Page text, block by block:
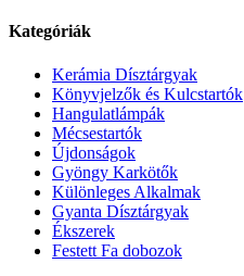
Kategóriák
Kerámia Dísztárgyak
Könyvjelzők és Kulcstartók
Hangulatlámpák
Mécsestartók
Újdonságok
Gyöngy Karkötők
Különleges Alkalmak
Gyanta Dísztárgyak
Ékszerek
Festett Fa dobozok